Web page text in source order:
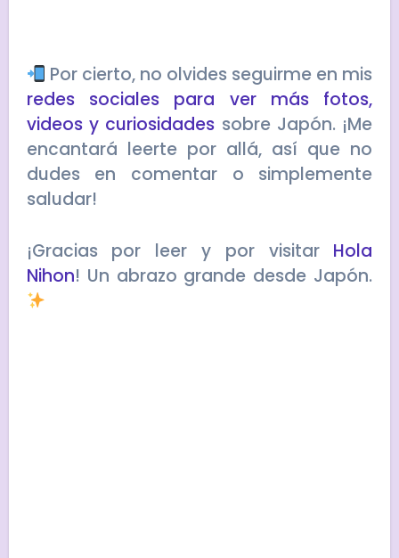
Por cierto, no olvides seguirme en mis
redes sociales para ver más fotos,
videos y curiosidades sobre Japón. ¡Me
encantará leerte por allá, así que no
dudes en comentar o simplemente
saludar!
¡Gracias por leer y por visitar Hola
Nihon! Un abrazo grande desde Japón.